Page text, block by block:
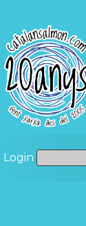
Login